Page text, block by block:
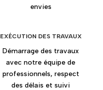
envies
EXÉCUTION DES TRAVAUX
Démarrage des travaux
avec notre équipe de
professionnels, respect
des délais et suivi